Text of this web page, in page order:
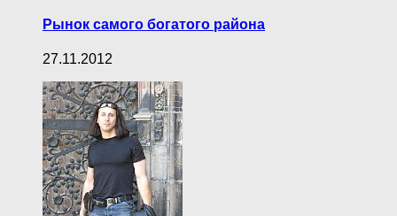
Рынок самого богатого района
27.11.2012